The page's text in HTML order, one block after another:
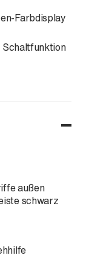
Farbdisplay
Schaltfunktion
außen
schwarz